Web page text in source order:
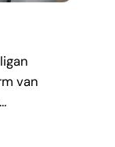
van